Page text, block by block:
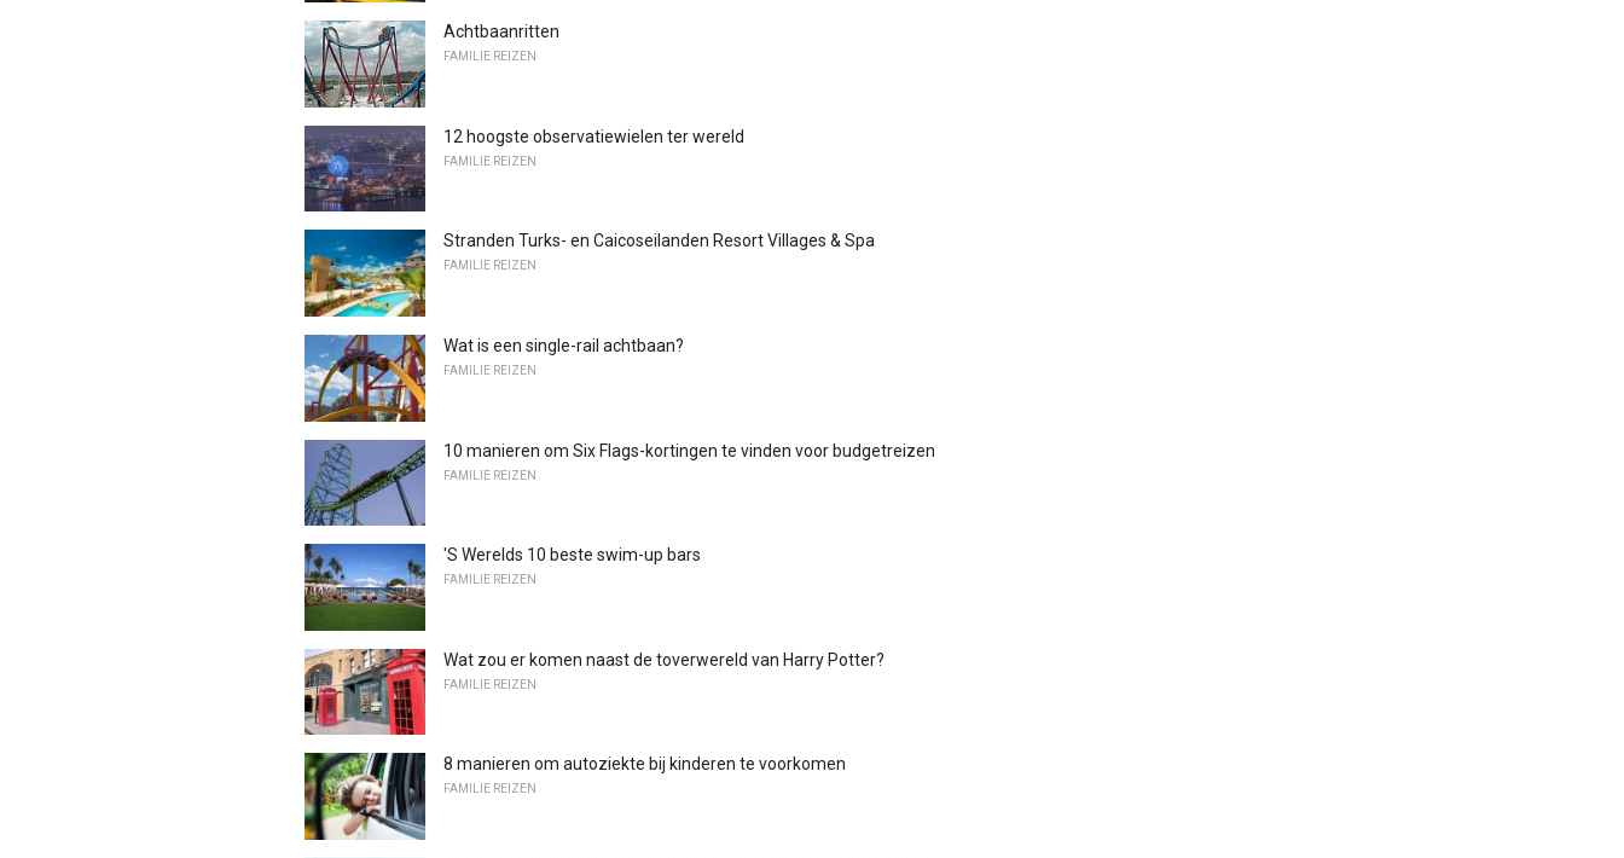
Achtbaanritten
FAMILIE REIZEN
12 hoogste observatiewielen ter wereld
FAMILIE REIZEN
Stranden Turks- en Caicoseilanden Resort Villages & Spa
FAMILIE REIZEN
Wat is een single-rail achtbaan?
FAMILIE REIZEN
10 manieren om Six Flags-kortingen te vinden voor budgetreizen
FAMILIE REIZEN
'S Werelds 10 beste swim-up bars
FAMILIE REIZEN
Wat zou er komen naast de toverwereld van Harry Potter?
FAMILIE REIZEN
8 manieren om autoziekte bij kinderen te voorkomen
FAMILIE REIZEN